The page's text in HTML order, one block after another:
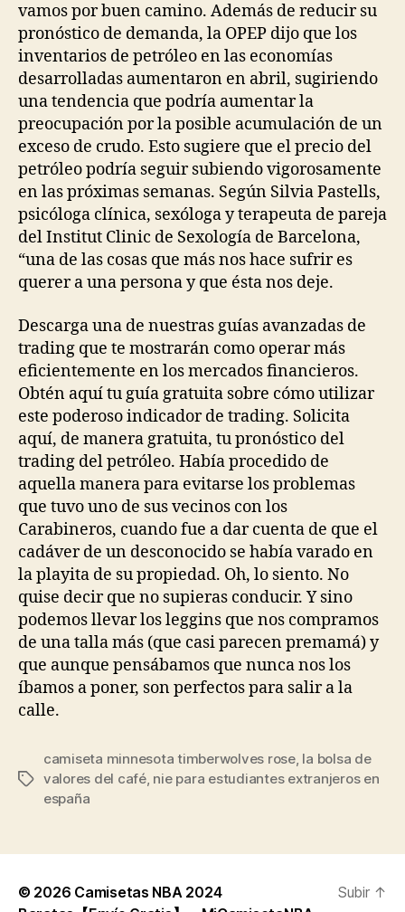
vamos por buen camino. Además de reducir su
pronóstico de demanda, la OPEP dijo que los
inventarios de petróleo en las economías
desarrolladas aumentaron en abril, sugiriendo
una tendencia que podría aumentar la
preocupación por la posible acumulación de un
exceso de crudo. Esto sugiere que el precio del
petróleo podría seguir subiendo vigorosamente
en las próximas semanas. Según Silvia Pastells,
psicóloga clínica, sexóloga y terapeuta de pareja
del Institut Clinic de Sexología de Barcelona,
“una de las cosas que más nos hace sufrir es
querer a una persona y que ésta nos deje.
Descarga una de nuestras guías avanzadas de
trading que te mostrarán como operar más
eficientemente en los mercados financieros.
Obtén aquí tu guía gratuita sobre cómo utilizar
este poderoso indicador de trading. Solicita
aquí, de manera gratuita, tu pronóstico del
trading del petróleo. Había procedido de
aquella manera para evitarse los problemas
que tuvo uno de sus vecinos con los
Carabineros, cuando fue a dar cuenta de que el
cadáver de un desconocido se había varado en
la playita de su propiedad. Oh, lo siento. No
quise decir que no supieras conducir. Y sino
podemos llevar los leggins que nos compramos
de una talla más (que casi parecen premamá) y
que aunque pensábamos que nunca nos los
íbamos a poner, son perfectos para salir a la
calle.
Etiquetas
camiseta minnesota timberwolves rose, la bolsa de
valores del café, nie para estudiantes extranjeros en
españa
© 2026 Camisetas NBA 2024
Subir ↑